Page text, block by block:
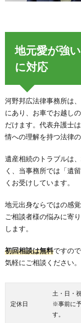
地元愛が強
に対応
河野邦広法律事務所は
にあり、お車でお越し
だけます。代表弁護士
情への理解を持つ法律の
遺産相続のトラブルは
く、当事務所では「遺
くお受けしています。
地元出身ならではの感
ご相談者様の悩みに寄
します。
初回相談は無料ですの
気軽にご相談ください。
定休日
土・日・
※事前に
す。